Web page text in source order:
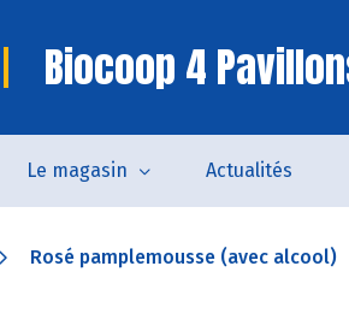
Biocoop 4
Le magasin Actualités
Rosé pamplemousse (avec alcool)